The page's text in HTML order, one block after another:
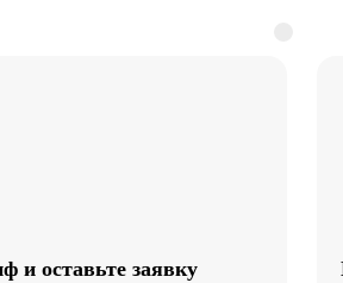
и оставьте заявку